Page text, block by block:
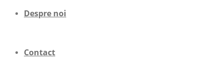
Despre noi
Contact